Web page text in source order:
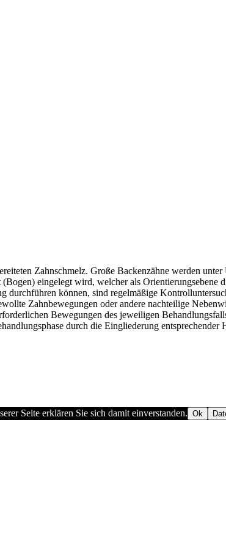
Zahnschmelz. Große Backenzähne werden
eingelegt wird, welcher als Orientierungsebene
können, sind regelmäßige
Zahnbewegungen oder andere nachteilige
Bewegungen des jeweiligen
durch die Eingliederung entsprechender
Seite erklären Sie sich damit einverstanden. Ok